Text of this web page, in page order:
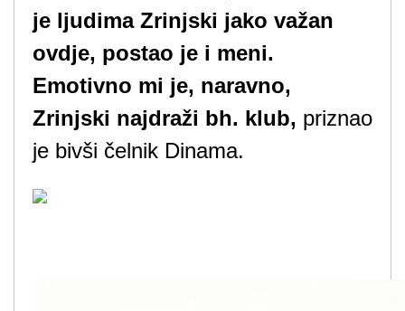
je ljudima Zrinjski jako važan
ovdje, postao je i meni.
Emotivno mi je, naravno,
Zrinjski najdraži bh. klub, priznao
je bivši čelnik Dinama.